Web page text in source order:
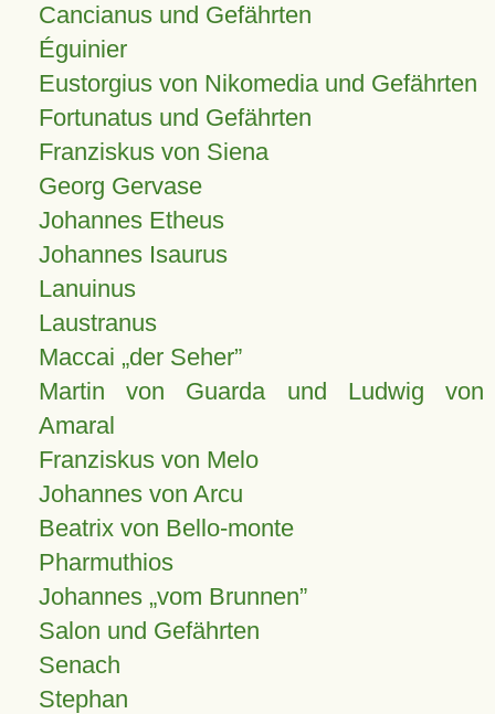
Cancianus und Gefährten
Éguinier
Eustorgius von Nikomedia und Gefährten
Fortunatus und Gefährten
Franziskus von Siena
Georg Gervase
Johannes Etheus
Johannes Isaurus
Lanuinus
Laustranus
Maccai „der Seher”
Martin von Guarda und Ludwig von
Amaral
Franziskus von Melo
Johannes von Arcu
Beatrix von Bello-monte
Pharmuthios
Johannes vom Brunnen
Salon und Gefährten
Senach
Stephan